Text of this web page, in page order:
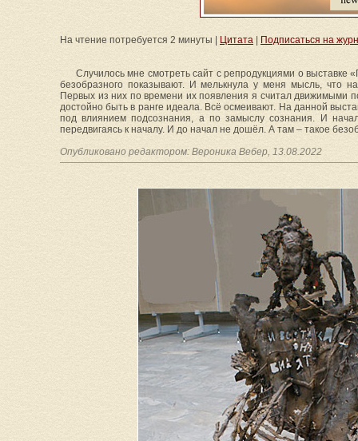
На чтение потребуется 2 минуты | Цитата Подписаться на
Случилось мне смотреть сайт с репродукциями о выставке
безобразного показывают. И мелькнула у меня мысль, что
Первых из них по времени их появления я считал движимыми
достойно быть в ранге идеала. Всё осмеивают. На данной
под влиянием подсознания, а по замыслу сознания. И
передвигаясь к началу. И до начал не дошёл. А там – такое
Опубликовано редактором: Вероника Вебер, 13.08.2022